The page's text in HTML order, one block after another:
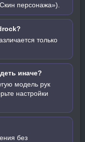
персонажа»).
только
иначе?
модель рук
настройки
без